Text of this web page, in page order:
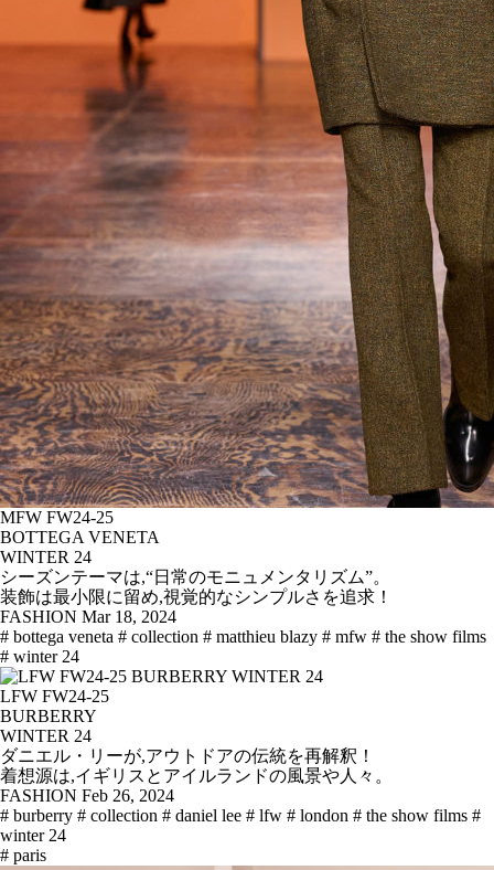
MFW FW24-25
BOTTEGA VENETA
WINTER 24
シーズンテーマは,“日常のモニュメンタリズム”。
装飾は最小限に留め,視覚的なシンプルさを追求！
FASHION Mar 18, 2024
# bottega veneta # collection # matthieu blazy # mfw # the show films
# winter 24
LFW FW24-25
BURBERRY
WINTER 24
ダニエル・リーが,アウトドアの伝統を再解釈！
着想源は,イギリスとアイルランドの風景や人々。
FASHION Feb 26, 2024
# burberry # collection # daniel lee # lfw # london # the show films #
winter 24
# paris